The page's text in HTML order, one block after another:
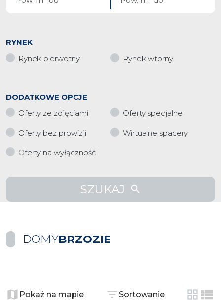
RYNEK
Rynek pierwotny
Rynek wtorny
DODATKOWE OPCJE
Oferty ze zdjęciami
Oferty specjalne
Oferty bez prowizji Wirtualne spacery
Oferty na wyłączność
SZUKAJ
DOMYBRZOZIE
−
Pokaż na mapie Sortowanie
tabela